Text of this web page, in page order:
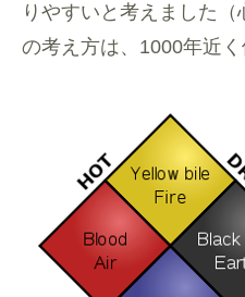
りやすいと考えました（
の考え方は、1000年近く